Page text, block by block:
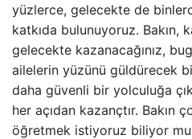
yüzlerce, gelecekte de
katkıda bulunuyoruz. Bakın,
gelecekte kazanacağınız,
ailelerin yüzünü güldürecek
daha güvenli bir yolculuğa
her açıdan kazançtır. Bakın
öğretmek istiyoruz biliyor